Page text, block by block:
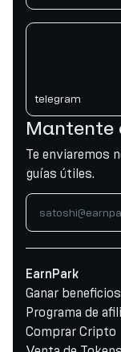
telegram
Mantente
Te enviaremos
guías útiles.
EarnPark
Ganar beneficios
Programa de
Comprar Cripto